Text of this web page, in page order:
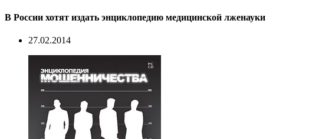
В России хотят издать энциклопедию медицинской лженауки
27.02.2014